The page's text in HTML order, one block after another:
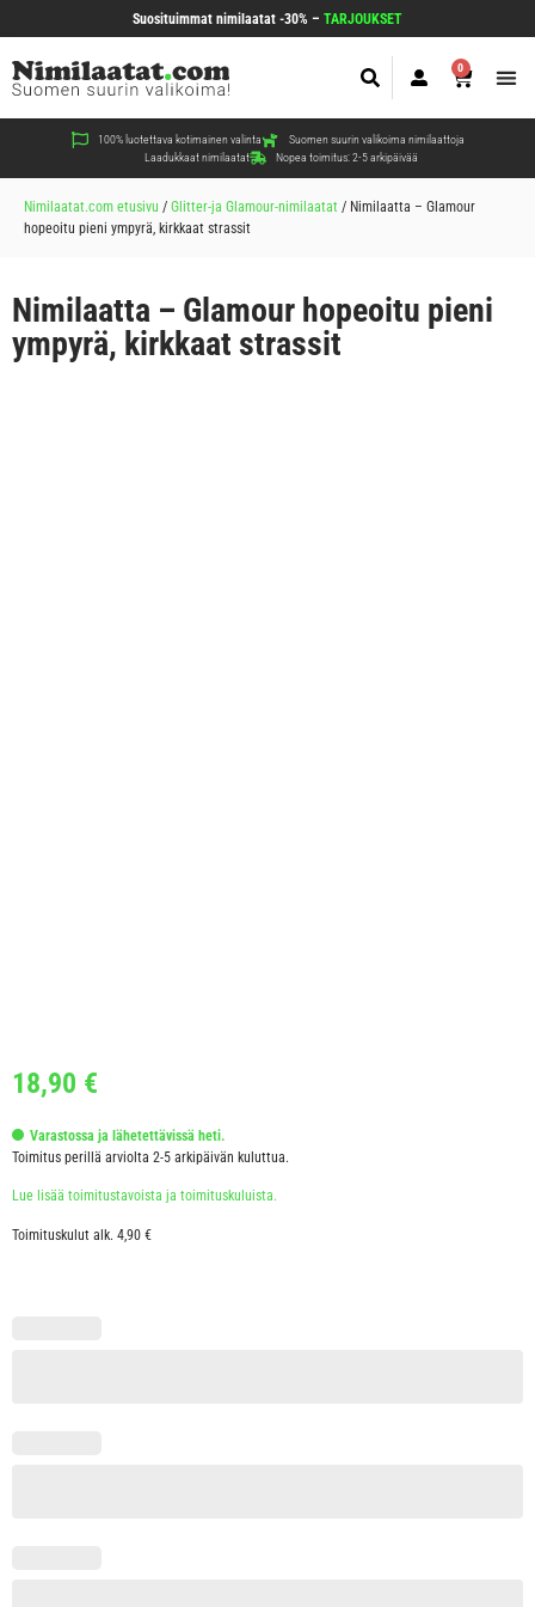
Suosituimmat nimilaatat -30% – TARJOUKSET
0
100% luotettava kotimainen valinta
Suomen suurin valikoima nimilaattoja
Laadukkaat nimilaatat
Nopea toimitus: 2-5 arkipäivää
Nimilaatat.com etusivu / Glitter-ja Glamour-nimilaatat / Nimilaatta – Glamour
hopeoitu pieni ympyrä, kirkkaat strassit
Nimilaatta – Glamour hopeoitu pieni
ympyrä, kirkkaat strassit
18,90 €
Varastossa ja lähetettävissä heti.
Toimitus perillä arviolta 2-5 arkipäivän kuluttua.
Lue lisää toimitustavoista ja toimituskuluista.
Toimituskulut alk. 4,90 €